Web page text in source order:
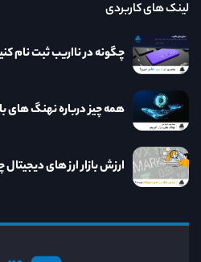
لینک های کاربردی
چگونه در نااریب ثبت نام
همه چیز درباره نهنگ های
ارزش بازار ارز های